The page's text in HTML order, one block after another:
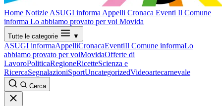
Home Notizie ASUGI informa Appelli Cronaca Eventi Il Comune
informa Lo abbiamo provato per voi Movida
Tutte le categorie ▼
ASUGI informaAppelliCronacaEventiIl Comune informaLo
abbiamo provato per voiMovidaOfferte di
LavoroPoliticaRegioneRicetteScienza e
RicercaSegnalazioniSportUncategorizedVideoartecarnevale
Cerca